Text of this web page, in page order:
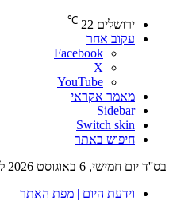
ירושלים 22
℃
עקוב אחר
Facebook
X
YouTube
מאמר אקראי
Sidebar
Switch skin
חיפוש באתר
בס''ד יום חמישי, 6 באוגוסט 2026 למניינם
וידעת היום | מפת האתר